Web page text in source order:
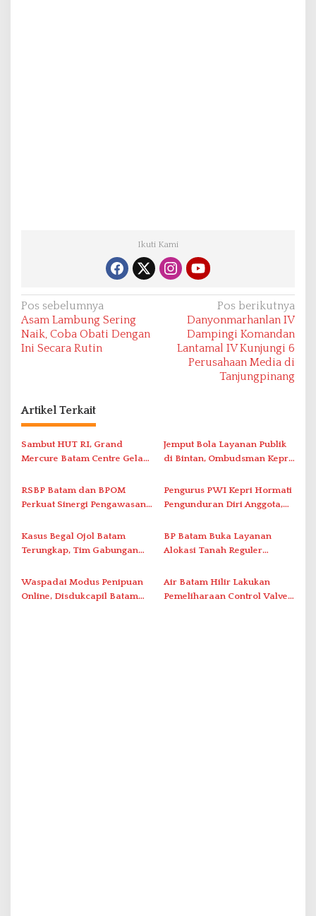
Ikuti Kami
N
a
v
a
s
i
p
o
s
Pos sebelumnya
Asam Lambung Sering
Naik, Coba Obati Dengan
Ini Secara Rutin
Pos berikutnya
Danyonmarhanlan IV
Dampingi Komandan
Lantamal IV Kunjungi 6
Perusahaan Media di
Tanjungpinang
Artikel Terkait
Sambut HUT RI, Grand
Mercure Batam Centre Gelar
Nusantara’
Jemput Bola Layanan Publik
di Bintan, Ombudsman Kepri
Solar Nelayan
RSBP Batam dan BPOM
Perkuat Sinergi Pengawasan
Pelayanan Kefarmasian
Pengurus PWI Kepri Hormati
Pengunduran Diri Anggota,
Administrasi ke Pusat
Kasus Begal Ojol Batam
Terungkap, Tim Gabungan
Simpang Dam
BP Batam Buka Layanan
Alokasi Tanah Reguler
Waspadai Modus Penipuan
Online, Disdukcapil Batam
Air Batam Hilir Lakukan
Pemeliharaan Control Valve,